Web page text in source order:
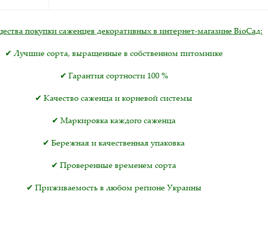
покупки саженцев декоративных в интернет-магазине BioСад:
✔ Лучшие сорта, выращенные в собственном питомнике
✔ Гарантия сортности 100 %
✔ Качество саженца и корневой системы
✔ Маркировка каждого саженца
✔ Бережная и качественная упаковка
✔ Проверенные временем сорта
✔ Приживаемость в любом регионе Украины